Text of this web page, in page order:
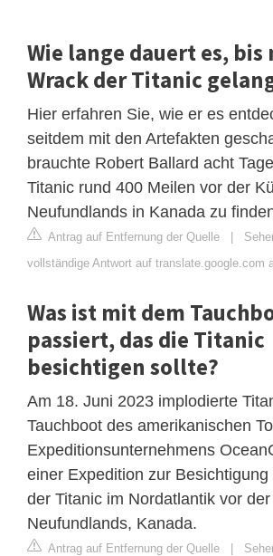
Wie lange dauert es, bis
Wrack der Titanic
Hier erfahren Sie, wie er es
seitdem mit den Artefakten
brauchte Robert Ballard acht
Titanic rund 400 Meilen vor der
Neufundlands in Kanada zu
Antrag auf Entfernung der Quelle |
vollständige Antwort auf translate.google.com
Was ist mit dem
passiert, das die Titanic
besichtigen sollte?
Am 18. Juni 2023 implodierte
Tauchboot des amerikanischen
Expeditionsunternehmens
einer Expedition zur
der Titanic im Nordatlantik vor
Neufundlands, Kanada.
Antrag auf Entfernung der Quelle |